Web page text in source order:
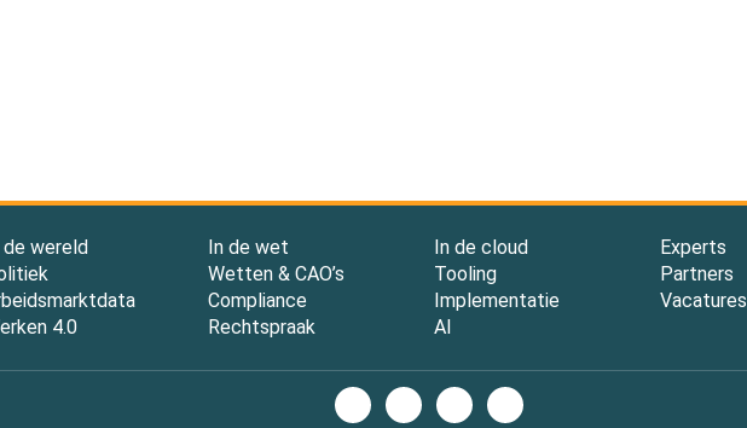
de wereld
4.0
In de wet
Wetten & CAO’s
Compliance
Rechtspraak
In de cloud
Tooling
Implementatie
AI
Experts
Partners
Vacatures